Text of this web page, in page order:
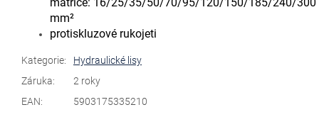
matrice: 16/25/35/50/70/95/120/150/185/240/300
mm²
protiskluzové rukojeti
Kategorie:
Hydraulické lisy
Záruka:
2 roky
EAN: 5903175335210